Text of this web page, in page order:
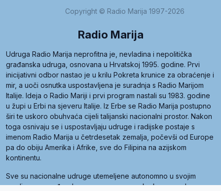
Copyright © Radio Marija 1997-2026
Radio Marija
Udruga Radio Marija neprofitna je, nevladina i nepolitička
građanska udruga, osnovana u Hrvatskoj 1995. godine. Prvi
inicijativni odbor nastao je u krilu Pokreta krunice za obraćenje i
mir, a uoči osnutka uspostavljena je suradnja s Radio Marijom
Italije. Ideja o Radio Mariji i prvi program nastali su 1983. godine
u župi u Erbi na sjeveru Italije. Iz Erbe se Radio Marija postupno
širi te uskoro obuhvaća cijeli talijanski nacionalni prostor. Nakon
toga osnivaju se i uspostavljaju udruge i radijske postaje s
imenom Radio Marija u četrdesetak zemalja, počevši od Europe
pa do obiju Amerika i Afrike, sve do Filipina na azijskom
kontinentu.
Sve su nacionalne udruge utemeljene autonomno u svojim
zemljama, a međusobna su povezane preko krovne udruge